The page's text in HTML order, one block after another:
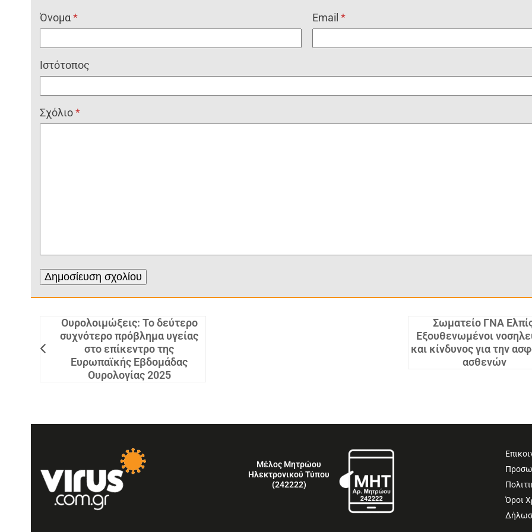
Όνομα* Email*
Ιστότοπος
Σχόλιο*
Ουρολοιμώξεις: Το δεύτερο
συχνότερο πρόβλημα υγείας
στο επίκεντρο της
Ευρωπαϊκής Εβδομάδας
Ουρολογίας 2025
Σωματείο ΓΝΑ
Εξουθενωμένοι
και κίνδυνος για την
ασθενών
Μέλος Μητρώου
Ηλεκτρονικού Τύπου
(242222)
Όροι